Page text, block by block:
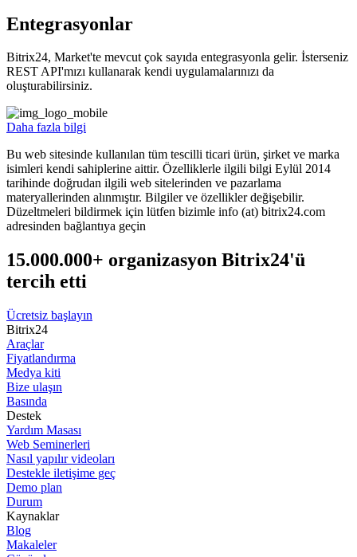
Entegrasyonlar
Bitrix24, Market'te mevcut çok sayıda entegrasyonla gelir. İsterseniz
REST API'mızı kullanarak kendi uygulamalarınızı da
oluşturabilirsiniz.
Daha fazla bilgi
Bu web sitesinde kullanılan tüm tescilli ticari ürün, şirket ve marka
isimleri kendi sahiplerine aittir. Özelliklerle ilgili bilgi Eylül 2014
tarihinde doğrudan ilgili web sitelerinden ve pazarlama
materyallerinden alınmıştır. Bilgiler ve özellikler değişebilir.
Düzeltmeleri bildirmek için lütfen bizimle info (at) bitrix24.com
adresinden bağlantıya geçin
15.000.000+ organizasyon Bitrix24'ü
tercih etti
Ücretsiz başlayın
Bitrix24
Araçlar
Fiyatlandırma
Medya kiti
Bize ulaşın
Basında
Destek
Yardım Masası
Web Seminerleri
Nasıl yapılır videoları
Destekle iletişime geç
Demo plan
Durum
Kaynaklar
Blog
Makaleler